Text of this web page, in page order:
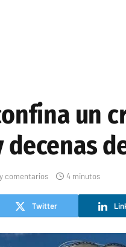
un
decenas
comentarios 4 minutos
Twitter